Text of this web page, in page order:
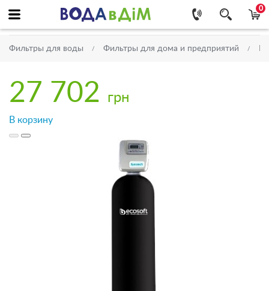
0
Фильтры для воды Фильтры для дома и предприятий
27 702 грн
В корзину